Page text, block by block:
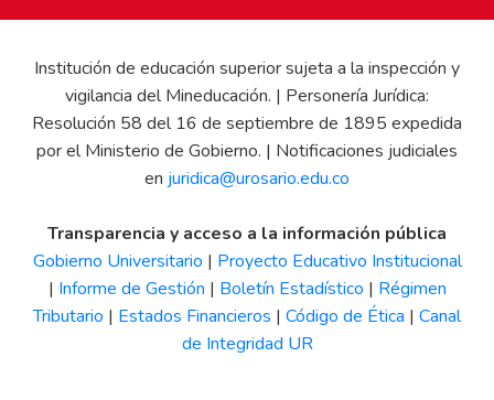
Institución de educación superior sujeta a la inspección y
vigilancia del Mineducación. | Personería Jurídica:
Resolución 58 del 16 de septiembre de 1895 expedida
por el Ministerio de Gobierno. | Notificaciones judiciales
en juridica@urosario.edu.co
Transparencia y acceso a la información pública
Gobierno Universitario | Proyecto Educativo Institucional
| Informe de Gestión | Boletín Estadístico | Régimen
Tributario | Estados Financieros | Código de Ética | Canal
de Integridad UR